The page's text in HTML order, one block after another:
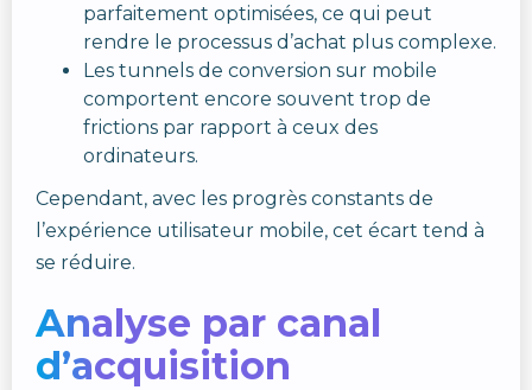
parfaitement optimisées, ce qui peut
rendre le processus d’achat plus complexe.
Les tunnels de conversion sur mobile
comportent encore souvent trop de
frictions par rapport à ceux des
ordinateurs.
Cependant, avec les progrès constants de
l’expérience utilisateur mobile, cet écart tend à
se réduire.
Analyse par canal
d’acquisition